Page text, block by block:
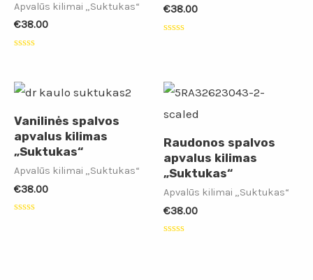
Apvalūs kilimai „Suktukas“
€38.00
5
€38.00
Vanilinės spalvos
apvalus kilimas
„Suktukas“
Apvalūs kilimai „Suktukas“
€38.00
Raudonos spalvos
apvalus kilimas
„Suktukas“
Apvalūs kilimai „Suktukas“
€38.00